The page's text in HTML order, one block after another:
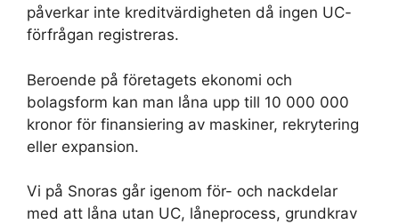
påverkar inte kreditvärdigheten då ingen UC-
förfrågan registreras.
Beroende på företagets ekonomi och
bolagsform kan man låna upp till 10 000 000
kronor för finansiering av maskiner, rekrytering
eller expansion.
Vi på Snoras går igenom för- och nackdelar
med att låna utan UC, låneprocess, grundkrav